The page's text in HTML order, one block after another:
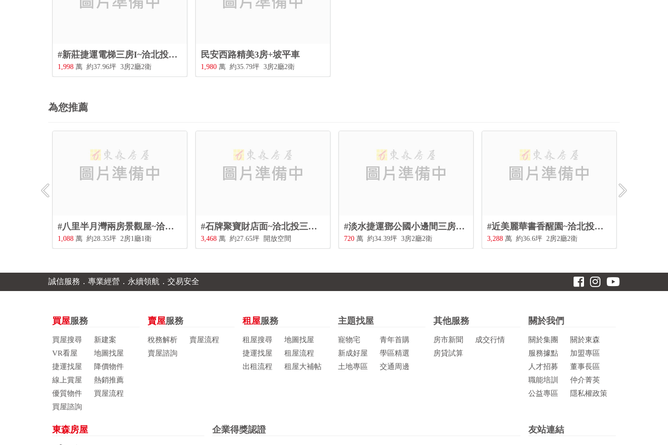
#新莊捷運電梯三房I~洽北投三合街二段480號0228967788
1,998 萬 約37.96坪 3房2廳2衛
民安西路精美3房+坡平車
1,980 萬 約35.79坪 3房2廳2衛
為您推薦
1,088 萬 約28.35坪 2房1廳1衛 3,468 萬 約27.65坪 開放空間 720 萬 約34.39坪 3房2廳2衛 3,288 萬 約36.6坪 2房2廳2衛
誠信服務．專業經營．永續領航．交易安全
買屋服務
買屋搜尋
新建案
VR看屋
地圖找屋
捷運找屋
降價物件
線上賞屋
熱銷推薦
優質物件
買屋流程
買屋諮詢
賣屋服務
稅務解析
賣屋流程
賣屋諮詢
租屋服務
租屋搜尋
地圖找屋
捷運找屋
租屋流程
出租流程
租屋大補帖
主題找屋
寵物宅
青年首購
新成好屋
學區精選
土地專區
交通周邊
其他服務
房市新聞
成交行情
房貸試算
關於我們
關於集團
關於東森
服務據點
加盟專區
人才招募
董事長區
職能培訓
仲介菁英
公益專區
隱私權政策
東森房屋 企業得獎認證 友站連結